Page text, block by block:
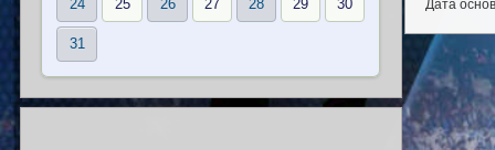
Дата
24 25 26 27 28 29 30
31